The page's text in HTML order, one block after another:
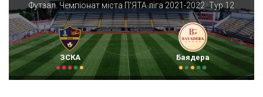
Футзал. Чемпіонат міста П'ЯТА ліга 2021-2022 | Тур 12
ЗСКА Баядера